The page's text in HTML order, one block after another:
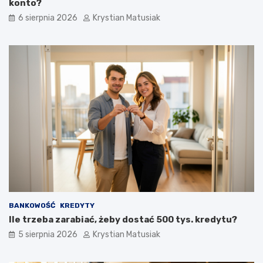
j
–
a
y
s
k
o
w
k
konto?
6 sierpnia 2026 Krystian Matusiak
BANKOWOŚĆ KREDYTY
Ile trzeba zarabiać, żeby dostać 500 tys. kredytu?
5 sierpnia 2026 Krystian Matusiak